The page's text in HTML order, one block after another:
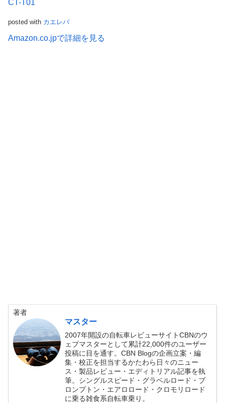
CT-T01
posted with カエレバ
Amazon.co.jpで詳細を見る
著者
マスター
2007年開設の自転車レビューサイトCBNのウ
ェブマスターとして累計22,000件のユーザー
投稿に目を通す。CBN Blogの企画立案・編
集・校正を担当するかたわら日々のニュー
ス・製品レビュー・エディトリアル記事を執
筆。シングルスピード・グラベルロード・ブ
ロンプトン・エアロロード・クロモリロード
に乗る雑食系自転車乗り。